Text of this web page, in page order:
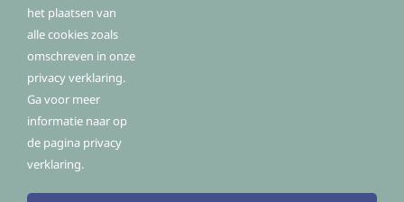
Privacy Policy
het plaatsen van
alle cookies zoals
omschreven in onze
privacy verklaring.
Ga voor meer
informatie naar op
de pagina privacy
verklaring.